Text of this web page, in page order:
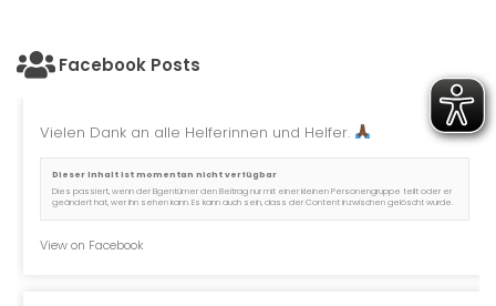
Facebook Posts
Vielen Dank an alle Helferinnen und Helfer.
Dieser Inhalt ist momentan nicht verfügbar
Dies passiert, wenn der Eigentümer den Beitrag nur mit einer kleinen Personengruppe teilt oder er
geändert hat, wer ihn sehen kann. Es kann auch sein, dass der Content inzwischen gelöscht wurde.
View on Facebook